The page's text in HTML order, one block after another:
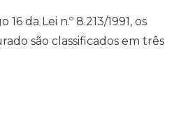
da Lei n.º 8.213/1991, os
são classificados em três